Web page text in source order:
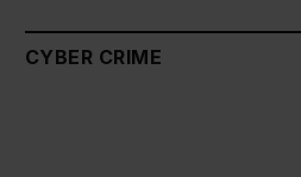
CYBER CRIME